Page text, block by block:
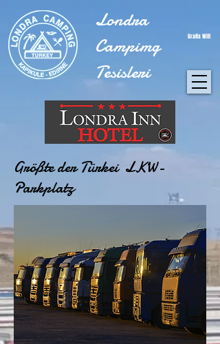
Londra
Campimg
Tesisleri
Gratis Wifi
Größte der Türkei LKW-
Parkplatz